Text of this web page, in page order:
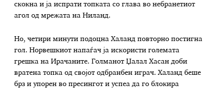
скокна и ја испрати топката со глава во небранетиот
агол од мрежата на Ниланд.
Но, четири минути подоцна Халанд повторно постигна
гол. Норвешкиот напаѓач ја искористи големата
грешка на Ирачаните. Голманот Џалал Хасан доби
вратена топка од својот одбранбен играч. Халанд беше
брз и упорен во пресингот и успеа да го блокира